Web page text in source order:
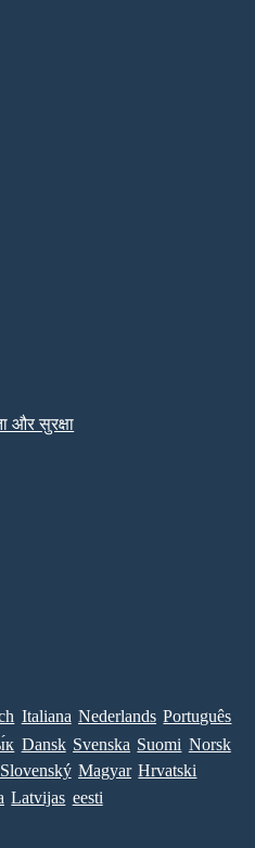
और सुरक्षा
Italiana Nederlands Português
Dansk Svenska Suomi Norsk
Slovenský Magyar Hrvatski
Latvijas eesti